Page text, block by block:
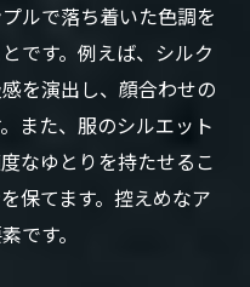
ルで落ち着いた色調を
です。例えば、シルク
を演出し、顔合わせの
また、服のシルエット
なゆとりを持たせるこ
保てます。控えめなア
です。